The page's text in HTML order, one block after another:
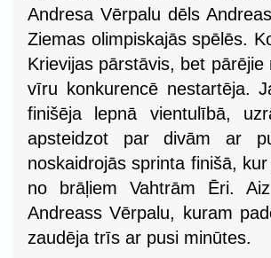
Andresa Vērpalu dēls
Ziemas olimpiskajās spēlēs.
Krievijas pārstāvis, bet
vīru konkurencē nestartēja.
finišēja lepnā vientulībā,
apsteidzot par divām ar
noskaidrojās sprinta finišā,
no brāļiem Vahtrām Ēri.
Andreass Vērpalu, kuram
zaudēja trīs ar pusi minūtes.